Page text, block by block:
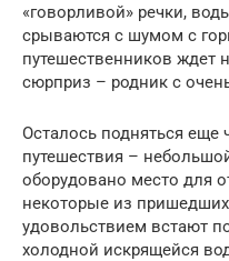
«говорливой» речки,
срываются с шумом с
путешественников ждет
сюрприз – родник с
Осталось подняться еще
путешествия –
оборудовано место для
некоторые из
удовольствием встают
холодной искрящейся